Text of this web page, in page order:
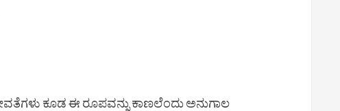
ಕೂಡ ಈ ರೂಪವನ್ನು ಕಾಣಲೆಂದು ಅನುಗಾಲ